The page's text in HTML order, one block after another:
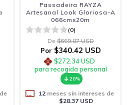
Passadeira RAYZA
Artesanal Look Gloriosa-A
066cmx20m
(0)
De $669.87 USD
Por $340.42 USD
$272.34 USD
para recogida personal
20%
12meses sin intereses de
$28.37 USD